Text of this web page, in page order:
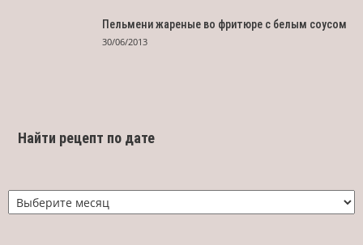
Пельмени жареные во фритюре с белым соусом
30/06/2013
Найти рецепт по дате
Найти
рецепт